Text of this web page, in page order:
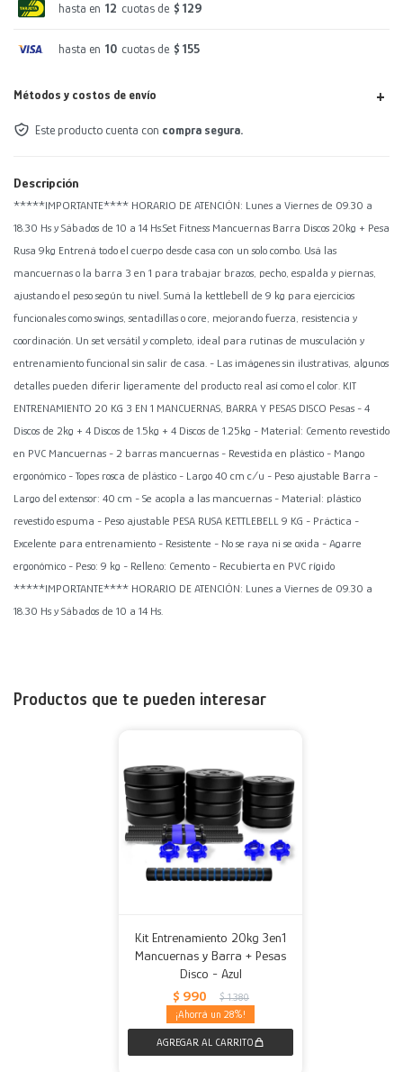
hasta en 12 cuotas de $ 129
hasta en 10 cuotas de $ 155
Métodos y costos de envío
Este producto cuenta con compra segura.
Descripción
*****IMPORTANTE**** HORARIO DE ATENCIÓN: Lunes a Viernes de 09.30 a
18.30 Hs y Sábados de 10 a 14 Hs.Set Fitness Mancuernas Barra Discos 20kg + Pesa
Rusa 9kg Entrená todo el cuerpo desde casa con un solo combo. Usá las
mancuernas o la barra 3 en 1 para trabajar brazos, pecho, espalda y piernas,
ajustando el peso según tu nivel. Sumá la kettlebell de 9 kg para ejercicios
funcionales como swings, sentadillas o core, mejorando fuerza, resistencia y
coordinación. Un set versátil y completo, ideal para rutinas de musculación y
entrenamiento funcional sin salir de casa. - Las imágenes sin ilustrativas, algunos
detalles pueden diferir ligeramente del producto real así como el color. KIT
ENTRENAMIENTO 20 KG 3 EN 1 MANCUERNAS, BARRA Y PESAS DISCO Pesas - 4
Discos de 2kg + 4 Discos de 1.5kg + 4 Discos de 1.25kg - Material: Cemento revestido
en PVC Mancuernas - 2 barras mancuernas - Revestida en plástico - Mango
ergonómico - Topes rosca de plástico - Largo 40 cm c/u - Peso ajustable Barra -
Largo del extensor: 40 cm - Se acopla a las mancuernas - Material: plástico
revestido espuma - Peso ajustable PESA RUSA KETTLEBELL 9 KG - Práctica -
Excelente para entrenamiento - Resistente - No se raya ni se oxida - Agarre
ergonómico - Peso: 9 kg - Relleno: Cemento - Recubierta en PVC rígido
*****IMPORTANTE**** HORARIO DE ATENCIÓN: Lunes a Viernes de 09.30 a
18.30 Hs y Sábados de 10 a 14 Hs.
Productos que te pueden interesar
Kit Entrenamiento 20kg 3en1
Mancuernas y Barra + Pesas
Disco - Azul
$ 990 $ 1.380
28